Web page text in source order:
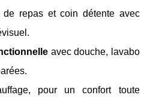
repas et coin détente avec
avec douche, lavabo
pour un confort toute